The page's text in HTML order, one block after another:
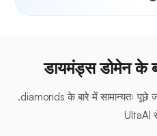
डायमंड्स डोमेन के
.diamonds के बारे में सामान्यतः पूछे
UltaAI